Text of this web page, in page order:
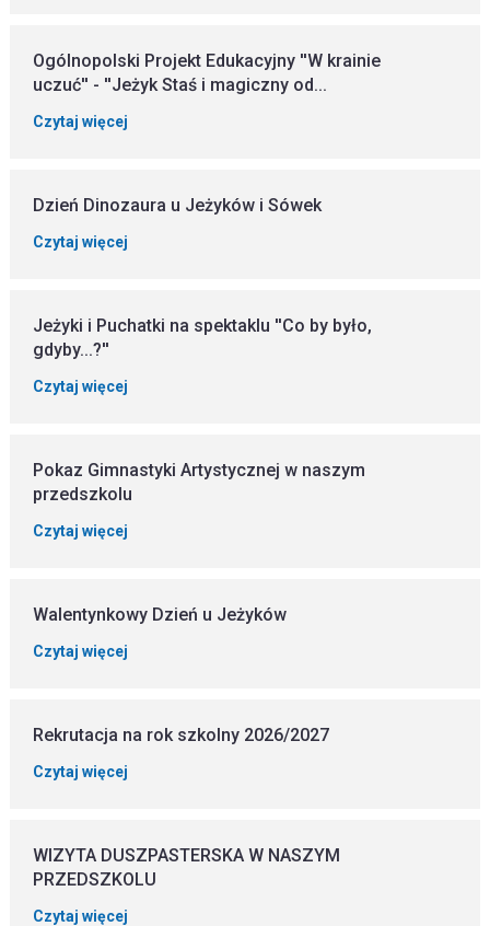
Ogólnopolski Projekt Edukacyjny ''W krainie
uczuć'' - ''Jeżyk Staś i magiczny od...
Czytaj więcej
Dzień Dinozaura u Jeżyków i Sówek
Czytaj więcej
Jeżyki i Puchatki na spektaklu ''Co by było,
gdyby...?''
Czytaj więcej
Pokaz Gimnastyki Artystycznej w naszym
przedszkolu
Czytaj więcej
Walentynkowy Dzień u Jeżyków
Czytaj więcej
Rekrutacja na rok szkolny 2026/2027
Czytaj więcej
WIZYTA DUSZPASTERSKA W NASZYM
PRZEDSZKOLU
Czytaj więcej